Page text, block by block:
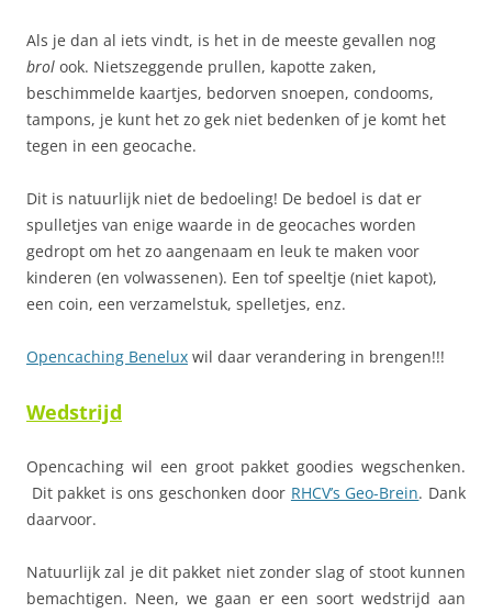
Als je dan al iets vindt, is het in de meeste gevallen nog
brol ook. Nietszeggende prullen, kapotte zaken,
beschimmelde kaartjes, bedorven snoepen, condooms,
tampons, je kunt het zo gek niet bedenken of je komt het
tegen in een geocache.
Dit is natuurlijk niet de bedoeling! De bedoel is dat er
spulletjes van enige waarde in de geocaches worden
gedropt om het zo aangenaam en leuk te maken voor
kinderen (en volwassenen). Een tof speeltje (niet kapot),
een coin, een verzamelstuk, spelletjes, enz.
Opencaching Benelux wil daar verandering in brengen!!!
Wedstrijd
Opencaching wil een groot pakket goodies wegschenken.
Dit pakket is ons geschonken door RHCV’s Geo-Brein. Dank
daarvoor.
Natuurlijk zal je dit pakket niet zonder slag of stoot kunnen
bemachtigen. Neen, we gaan er een soort wedstrijd aan